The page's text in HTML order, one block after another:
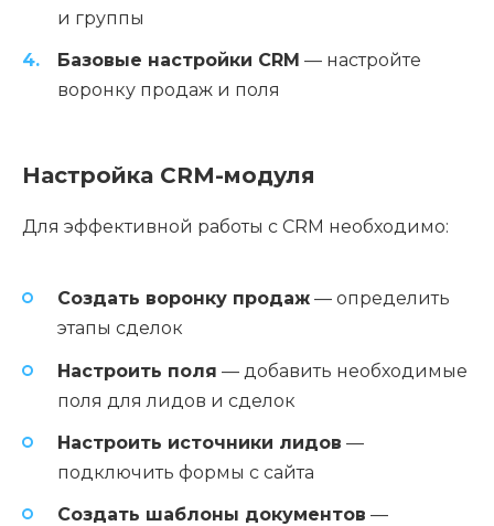
и группы
Базовые настройки CRM — настройте
воронку продаж и поля
Настройка CRM-модуля
Для эффективной работы с CRM необходимо:
Создать воронку продаж — определить
этапы сделок
Настроить поля — добавить необходимые
поля для лидов и сделок
Настроить источники лидов —
подключить формы с сайта
Создать шаблоны документов —